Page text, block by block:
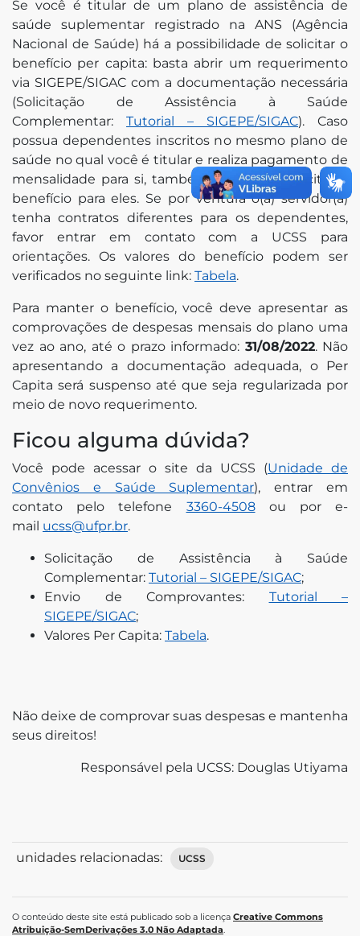
Se você é titular de um plano de assistência de
saúde suplementar registrado na ANS (Agência
Nacional de Saúde) há a possibilidade de solicitar o
benefício per capita: basta abrir um requerimento
via SIGEPE/SIGAC com a documentação necessária
(Solicitação de Assistência à Saúde
Complementar: Tutorial – SIGEPE/SIGAC). Caso
possua dependentes inscritos no mesmo plano de
saúde no qual você é titular e realiza pagamento de
mensalidade para si, também é possível solicitar o
benefício para eles. Se por ventura o(a) servidor(a)
tenha contratos diferentes para os dependentes,
favor entrar em contato com a UCSS para
orientações. Os valores do benefício podem ser
verificados no seguinte link: Tabela.
Para manter o benefício, você deve apresentar as
comprovações de despesas mensais do plano uma
vez ao ano, até o prazo informado: 31/08/2022. Não
apresentando a documentação adequada, o Per
Capita será suspenso até que seja regularizada por
meio de novo requerimento.
Ficou alguma dúvida?
Você pode acessar o site da UCSS (Unidade de
Convênios e Saúde Suplementar), entrar em
contato pelo telefone 3360-4508ou por e-
mail ucss@ufpr.br.
Solicitação de Assistência à Saúde
Complementar: Tutorial – SIGEPE/SIGAC;
Envio de Comprovantes: Tutorial –
SIGEPE/SIGAC;
Valores Per Capita: Tabela.
Não deixe de comprovar suas despesas e mantenha
seus direitos!
Responsável pela UCSS: Douglas Utiyama
unidades relacionadas: UCSS
O conteúdo deste site está publicado sob a licença Creative Commons
Atribuição-SemDerivações 3.0 Não Adaptada